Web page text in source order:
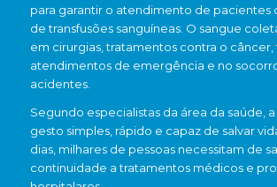
para garantir o atendimento de pacientes
de transfusões sanguíneas. O sangue
em cirurgias, tratamentos contra o câncer,
atendimentos de emergência e no
acidentes.
Segundo especialistas da área da saúde,
gesto simples, rápido e capaz de salvar
dias, milhares de pessoas necessitam de
continuidade a tratamentos médicos e